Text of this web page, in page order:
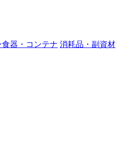
食器・コンテナ 消耗品・副資材